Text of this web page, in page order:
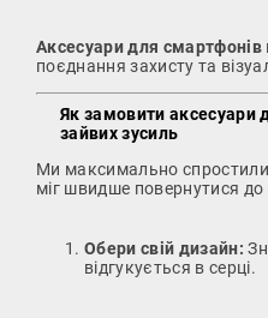
Аксесуари для смартфонів
поєднання захисту та
Як замовити аксесуари
зайвих зусиль
Ми максимально
міг швидше повернутися до
Обери свій дизайн:
відгукується в серці.